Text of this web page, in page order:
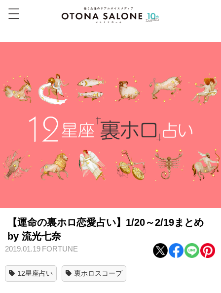
【運命の裏ホロ恋愛占い】1/20～2/19まとめ
by 流光七奈
2019.01.19 FORTUNE
12星座占い 裏ホロスコープ